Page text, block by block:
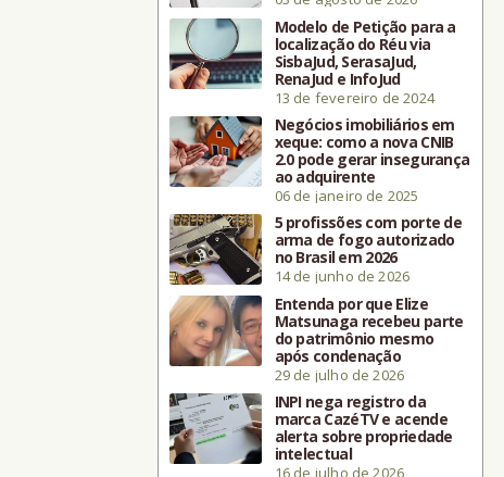
Modelo de Petição para a
localização do Réu via
SisbaJud, SerasaJud,
RenaJud e InfoJud
13 de fevereiro de 2024
Negócios imobiliários em
xeque: como a nova CNIB
2.0 pode gerar insegurança
ao adquirente
06 de janeiro de 2025
5 profissões com porte de
arma de fogo autorizado
no Brasil em 2026
14 de junho de 2026
Entenda por que Elize
Matsunaga recebeu parte
do patrimônio mesmo
após condenação
29 de julho de 2026
INPI nega registro da
marca CazéTV e acende
alerta sobre propriedade
intelectual
16 de julho de 2026